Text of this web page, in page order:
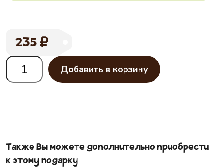
235
Добавить в корзину
Также Вы можете дополнительно приобрести
к этому подарку